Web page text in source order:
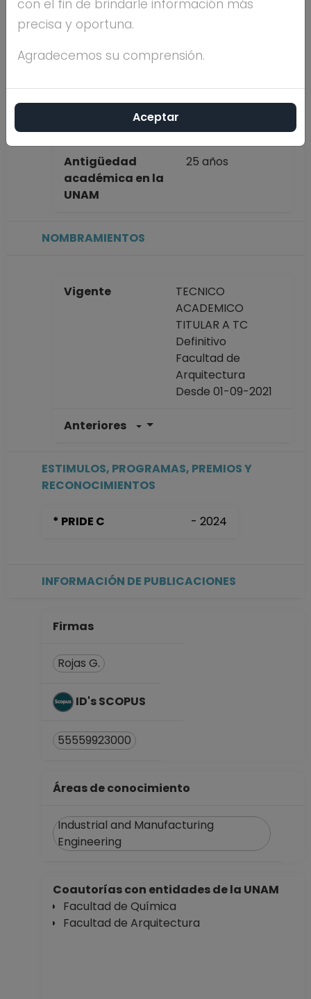
HERNANDEZ
Antigüedad
académica en la
UNAM
25 años
NOMBRAMIENTOS
Vigente
TECNICO
ACADEMICO
TITULAR A TC
Definitivo
Facultad de
Arquitectura
Desde 01-09-2021
Anteriores
Definitivo
Desde 16-09-2009
ACADEMICO
ESTIMULOS, PROGRAMAS, PREMIOS Y
RECONOCIMIENTOS
* PRIDE C - 2024
INFORMACIÓN DE PUBLICACIONES
Firmas
Rojas G.
ID's SCOPUS
55559923000
Áreas de conocimiento
Industrial and Manufacturing
Engineering
Coautorías con entidades de la UNAM
Facultad de Química
Facultad de Arquitectura
con el fin de brindarle información más
precisa y oportuna.
Agradecemos su comprensión.
Aceptar